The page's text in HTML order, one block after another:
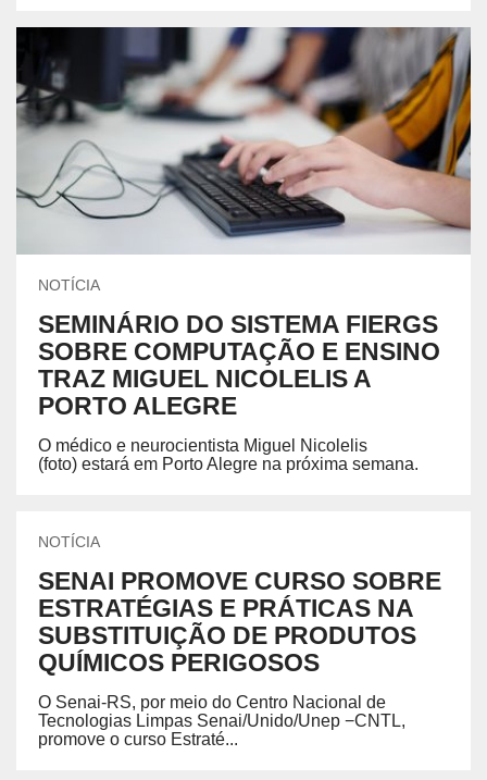
NOTÍCIA
SEMINÁRIO DO SISTEMA FIERGS
SOBRE COMPUTAÇÃO E ENSINO
TRAZ MIGUEL NICOLELIS A
PORTO ALEGRE
O médico e neurocientista Miguel Nicolelis
(foto) estará em Porto Alegre na próxima semana.
NOTÍCIA
SENAI PROMOVE CURSO SOBRE
ESTRATÉGIAS E PRÁTICAS NA
SUBSTITUIÇÃO DE PRODUTOS
QUÍMICOS PERIGOSOS
O Senai-RS, por meio do Centro Nacional de
Tecnologias Limpas Senai/Unido/Unep −CNTL,
promove o curso Estraté...